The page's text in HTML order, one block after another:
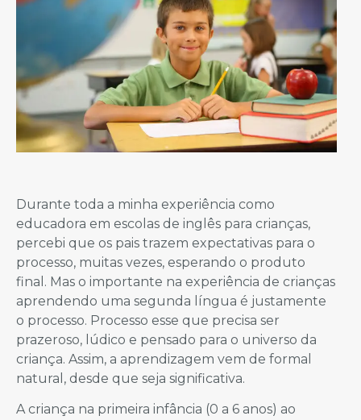
Durante toda a minha experiência como
educadora em escolas de inglês para crianças,
percebi que os pais trazem expectativas para o
processo, muitas vezes, esperando o produto
final. Mas o importante na experiência de crianças
aprendendo uma segunda língua é justamente
o processo. Processo esse que precisa ser
prazeroso, lúdico e pensado para o universo da
criança. Assim, a aprendizagem vem de formal
natural, desde que seja significativa.
A criança na primeira infância (0 a 6 anos) ao